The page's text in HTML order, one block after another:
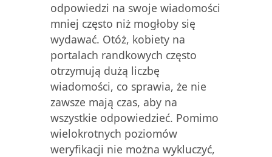
odpowiedzi na swoje wiadomości
mniej często niż mogłoby się
wydawać. Otóż, kobiety na
portalach randkowych często
otrzymują dużą liczbę
wiadomości, co sprawia, że nie
zawsze mają czas, aby na
wszystkie odpowiedzieć. Pomimo
wielokrotnych poziomów
weryfikacji nie można wykluczyć,